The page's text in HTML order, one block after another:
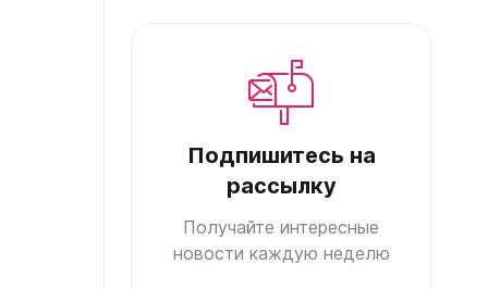
Подпишитесь на
рассылку
Получайте интересные
новости каждую неделю